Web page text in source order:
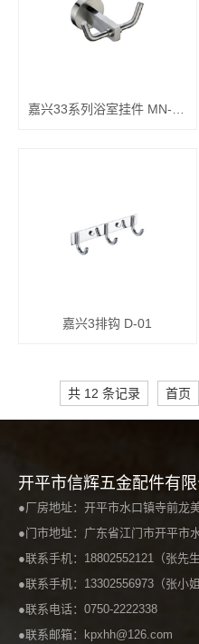
嘉兴3排钩 D-01
共 12 条记录 首页
开平市信辉五金配件有限
●厂房地址：开平市水口镇寺前龙
●门市地址：广东省江门市开平市
●联系手机：18802552121（张先生
●联系手机：13302556973（张小姐
●联系电话：0750-2222338
●联系邮箱：kpxhh@126.com